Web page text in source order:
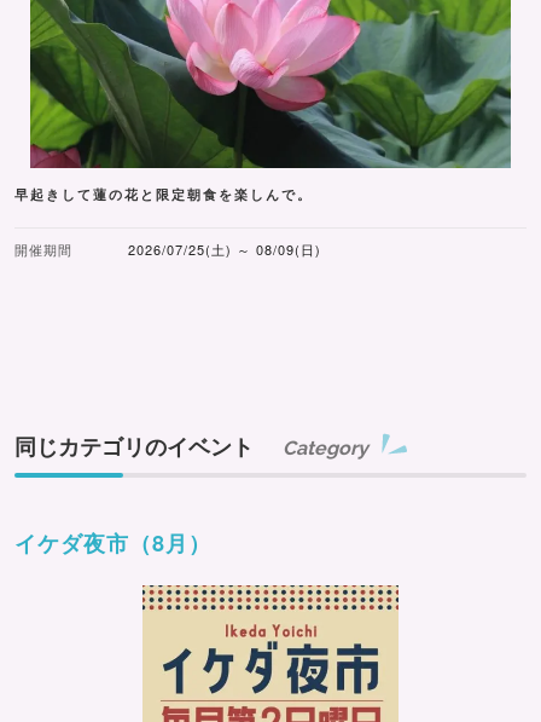
早起きして蓮の花と限定朝食を楽しんで。
開催期間 2026/07/25(土) ～ 08/09(日)
同じカテゴリのイベント Category
イケダ夜市（8月）